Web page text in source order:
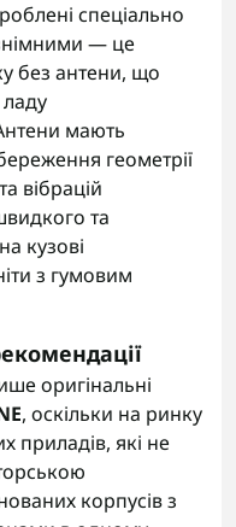
спеціально
— це
без антени, що
мають
геометрії
вібрацій
та
кузові
з гумовим
оригінальні
, оскільки на ринку
приладів, які не
корпусів з